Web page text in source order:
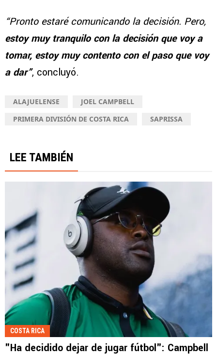
“Pronto estaré comunicando la decisión. Pero,
estoy muy tranquilo con la decisión que voy a
tomar, estoy muy contento con el paso que voy
a dar”, concluyó.
ALAJUELENSE
JOEL CAMPBELL
PRIMERA DIVISIÓN DE COSTA RICA
SAPRISSA
LEE TAMBIÉN
COSTA RICA
"Ha decidido dejar de jugar fútbol": Campbell